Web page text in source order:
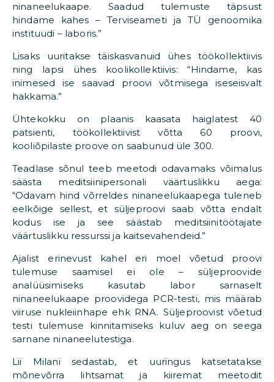
ninaneelukaape. Saadud tulemuste täpsust
hindame kahes – Terviseameti ja TÜ genoomika
instituudi – laboris.”
Lisaks uuritakse täiskasvanuid ühes töökollektiivis
ning lapsi ühes koolikollektiivis: “Hindame, kas
inimesed ise saavad proovi võtmisega iseseisvalt
hakkama.”
Ühtekokku on plaanis kaasata haiglatest 40
patsienti, töökollektiivist võtta 60 proovi,
kooliõpilaste proove on saabunud üle 300.
Teadlase sõnul teeb meetodi odavamaks võimalus
säästa meditsiinipersonali väärtuslikku aega:
“Odavam hind võrreldes ninaneelukaapega tuleneb
eelkõige sellest, et süljeproovi saab võtta endalt
kodus ise ja see säästab meditsiinitöötajate
väärtuslikku ressurssi ja kaitsevahendeid.”
Ajalist erinevust kahel eri moel võetud proovi
tulemuse saamisel ei ole – süljeproovide
analüüsimiseks kasutab labor sarnaselt
ninaneelukaape proovidega PCR-testi, mis määrab
viiruse nukleiinhape ehk RNA. Süljeproovist võetud
testi tulemuse kinnitamiseks kuluv aeg on seega
sarnane ninaneelutestiga.
Lii Milani sedastab, et uuringus katsetatakse
mõnevõrra lihtsamat ja kiiremat meetodit